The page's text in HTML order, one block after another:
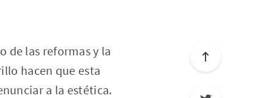
de las reformas y la
hacen que esta
a la estética.